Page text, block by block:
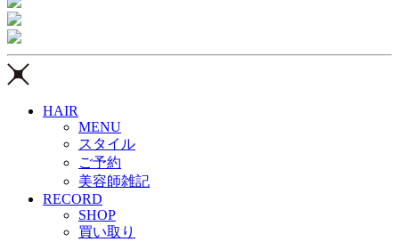
HAIR
MENU
スタイル
ご予約
美容師雑記
RECORD
SHOP
買い取り